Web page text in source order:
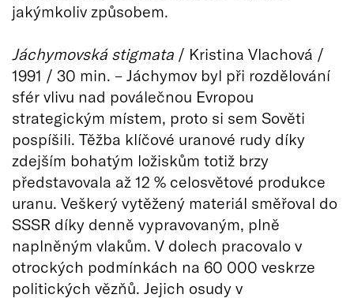
jakýmkoliv způsobem.
Jáchymovská stigmata / Kristina Vlachová /
1991 / 30 min. – Jáchymov byl při rozdělování
sfér vlivu nad poválečnou Evropou
strategickým místem, proto si sem Sověti
pospíšili. Těžba klíčové uranové rudy díky
zdejším bohatým ložiskům totiž brzy
představovala až 12 % celosvětové produkce
uranu. Veškerý vytěžený materiál směřoval do
SSSR díky denně vypravovaným, plně
naplněným vlakům. V dolech pracovalo v
otrockých podmínkách na 60 000 veskrze
politických vězňů. Jejich osudy v